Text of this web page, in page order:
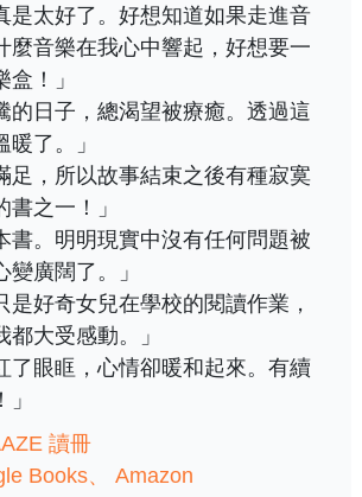
是太好了。好想知道如果走進音
麼音樂在我心中響起，好想要一
！」
的日子，總渴望被療癒。透過這
了。」
足，所以故事結束之後有種寂寞
之一！」
書。明明現實中沒有任何問題被
廣闊了。」
是好奇女兒在學校的閱讀作業，
大受感動。」
了眼眶，心情卻暖和起來。有續
讀冊
Books Amazon